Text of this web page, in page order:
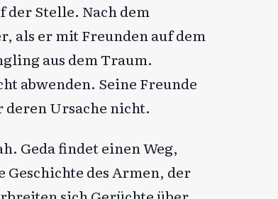
der Stelle. Nach dem
als er mit Freunden auf dem
aus dem Traum.
abwenden. Seine Freunde
Ursache nicht.
Geda findet einen Weg,
des Armen, der